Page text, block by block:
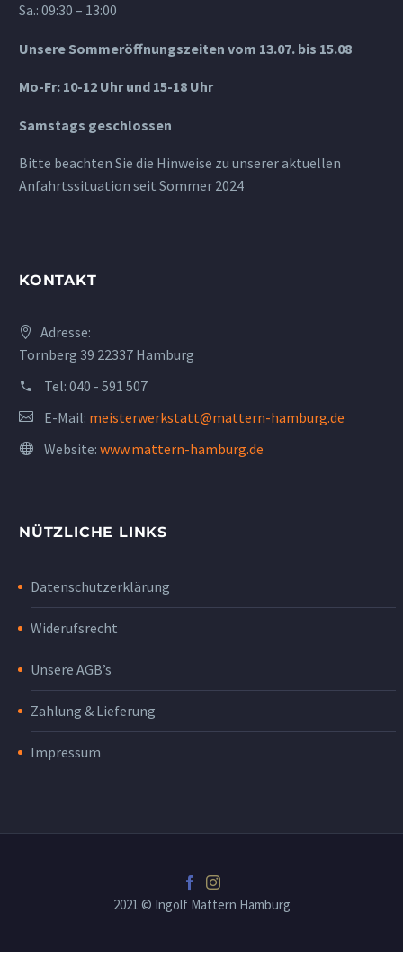
Sa.: 09:30 – 13:00
Unsere Sommeröffnungszeiten vom 13.07. bis 15.08
Mo-Fr: 10-12 Uhr und 15-18 Uhr
Samstags geschlossen
Bitte beachten Sie die Hinweise zu unserer aktuellen
Anfahrtssituation seit Sommer 2024
KONTAKT
Adresse:
Tornberg 39 22337 Hamburg
Tel: 040 - 591 507
E-Mail: meisterwerkstatt@mattern-hamburg.de
Website: www.mattern-hamburg.de
NÜTZLICHE LINKS
Datenschutzerklärung
Widerufsrecht
Unsere AGB’s
Zahlung & Lieferung
Impressum
2021 © Ingolf Mattern Hamburg